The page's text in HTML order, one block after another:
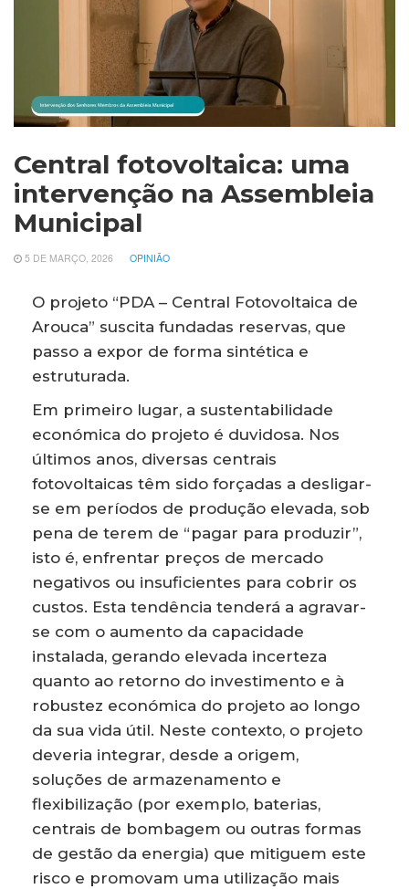
Central fotovoltaica: uma
intervenção na Assembleia
Municipal
5 DE MARÇO, 2026 OPINIÃO
O projeto “PDA – Central Fotovoltaica de
Arouca” suscita fundadas reservas, que
passo a expor de forma sintética e
estruturada.
Em primeiro lugar, a sustentabilidade
económica do projeto é duvidosa. Nos
últimos anos, diversas centrais
fotovoltaicas têm sido forçadas a desligar-
se em períodos de produção elevada, sob
pena de terem de “pagar para produzir”,
isto é, enfrentar preços de mercado
negativos ou insuficientes para cobrir os
custos. Esta tendência tenderá a agravar-
se com o aumento da capacidade
instalada, gerando elevada incerteza
quanto ao retorno do investimento e à
robustez económica do projeto ao longo
da sua vida útil. Neste contexto, o projeto
deveria integrar, desde a origem,
soluções de armazenamento e
flexibilização (por exemplo, baterias,
centrais de bombagem ou outras formas
de gestão da energia) que mitiguem este
risco e promovam uma utilização mais